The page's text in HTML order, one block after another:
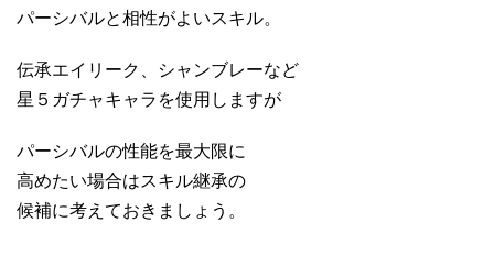
パーシバルと相性がよいスキル。
伝承エイリーク、シャンブレーなど
星５ガチャキャラを使用しますが
パーシバルの性能を最大限に
高めたい場合はスキル継承の
候補に考えておきましょう。